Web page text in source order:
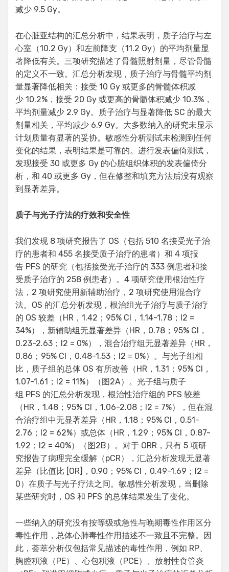
减少 9.5 Gy。
在心脏亚结构的汇总分析中，结果表明，质子治疗与左
心室（10.2 Gy）和左前降支（11.2 Gy）的平均剂量显
著降低有关。三项研究描述了骨髓照射剂量，尽管骨髓
的定义不一致。汇总分析发现，质子治疗与骨髓平均剂
量显著降低相关：接受 10 Gy 或更多的骨髓体积减
少 10.2%，接受 20 Gy 或更高的骨髓体积减少 10.3%，
平均剂量减少 2.9 Gy。质子治疗与显著降低 SC 的最大
剂量相关，平均减少 6.9 Gy。大多数纳入的研究未显示
计划质量有显著的妥协。敏感性分析测试未检测到任何
变化的结果，表明结果是可靠的。进行发表偏倚测试，
发现接受 30 或更多 Gy 的心脏组织体积的发表偏倚分
析，和 40 或更多 Gy，但在修整和填充方法后没有观察
到显著差异。
质子与光子疗法的疗效和安全性
我们发现 8 项研究报告了 OS（包括 510 名接受光子治
疗的患者和 455 名接受质子治疗的患者）和 4 项报
告 PFS 的研究（包括接受光子治疗的 333 例患者和接
受质子治疗的 258 例患者）。4 项研究使用根治性疗
法，2 项研究使用新辅助治疗，2 项研究使用混合疗
法。OS 的汇总分析发现，根治组光子治疗与质子治疗
的 OS 较差（HR，1.42；95% CI，1.14-1.78；I2 =
34%），新辅助组无显著差异（HR，0.78；95% CI，
0.23-2.63；I2 = 0%），混合治疗组无显著差异（HR，
0.86；95% CI，0.48-1.53；I2 = 0%）。与光子组相
比，质子组的总体 OS 有所改善（HR，1.31；95% CI，
1.07-1.61；I2 = 11%）（图2A）。光子组与质子
组 PFS 的汇总分析发现，根治性治疗组的 PFS 较差
（HR，1.48；95% CI，1.06-2.08；I2 = 7%），但在混
合治疗组中无显著差异（HR，1.18；95% CI，0.51-
2.76；I2 = 62%）或总体（HR，1.29；95% CI，0.87-
1.92；I2 = 40%）（图2B）。对于 ORR，只有 5 项研
究报告了病理完全缓解（pCR），汇总分析发现无显著
差异（比值比 [OR]，0.90；95% CI，0.49-1.69；I2 =
0）在质子与光子疗法之间。敏感性分析发现，当删除
某些研究时，OS 和 PFS 的总体结果发生了变化。
一些纳入的研究没有按等级或急性与晚期毒性作用区分
毒性作用，总体心肺毒性作用描述不一致且不完整。因
此，荟萃分析仅包括常见描述的毒性作用，例如 RP、
胸腔积液（PE）、心包积液（PCE）、放射性食管炎